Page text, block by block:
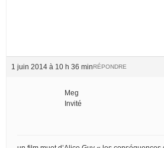
1 juin 2014 à 10 h 36 minRÉPONDRE
Meg
Invité